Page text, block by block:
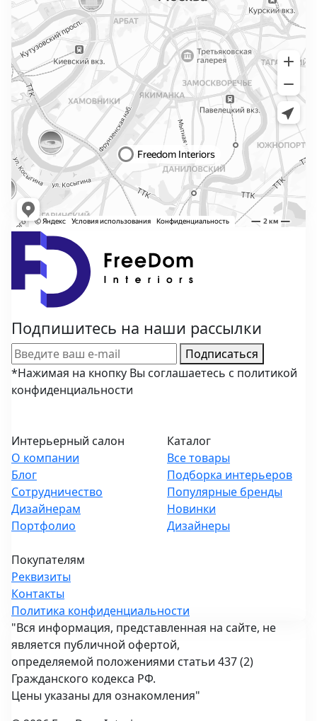
Интерьерный салон
О компании
Блог
Сотрудничество
Дизайнерам
Портфолио
Каталог
Все товары
Подборка интерьеров
Популярные бренды
Новинки
Дизайнеры
Покупателям
Реквизиты
Контакты
Подпишитесь на наши рассылки
Подписаться
*Нажимая на кнопку Вы соглашаетесь с политикой
конфиденциальности
Политика конфиденциальности
"Вся информация, представленная на сайте, не
является публичной офертой,
определяемой положениями статьи 437 (2)
Гражданского кодекса РФ.
Цены указаны для ознакомления"